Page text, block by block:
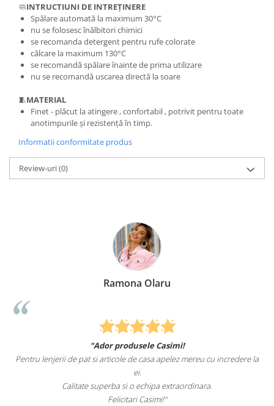
🧼INTRUCTIUNI DE INTREȚINERE
Spălare automată la maximum 30°C
nu se folosesc înălbitori chimici
se recomanda detergent pentru rufe colorate
călcare la maximum 130°C
se recomandă spălare înainte de prima utilizare
nu se recomandă uscarea directă la soare
🧵MATERIAL
Finet - plăcut la atingere , confortabil , potrivit pentru toate
anotimpurile și rezistență în timp.
Informatii conformitate produs
Review-uri(0)
Ramona Olaru
"Ador produsele Casimi!
Pentru lenjerii de pat si articole de casa apelez mereu cu incredere la
ei.
Calitate superba si o echipa extraordinara.
Felicitari Casimi!"